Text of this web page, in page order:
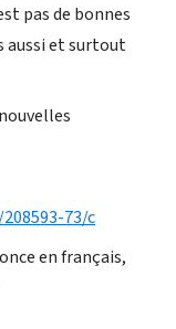
pas de bonnes
aussi et surtout
73/c
en français,